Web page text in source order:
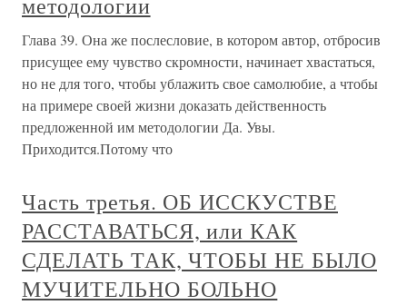
Глава 39. Она же послесловие, в котором автор, отбросив
присущее ему чувство скромности, начинает хвастаться,
но не для того, чтобы ублажить свое самолюбие, а чтобы
на примере своей жизни доказать действенность
предложенной им методологии Да. Увы.
Приходится.Потому что
Часть третья. ОБ ИССКУСТВЕ
РАССТАВАТЬСЯ, или КАК
СДЕЛАТЬ ТАК, ЧТОБЫ НЕ БЫЛО
МУЧИТЕЛЬНО БОЛЬНО